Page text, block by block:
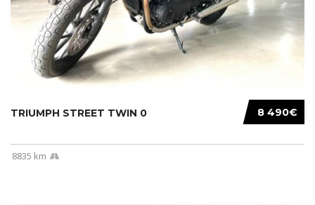
8 490€
TRIUMPH STREET TWIN 0
8835 km